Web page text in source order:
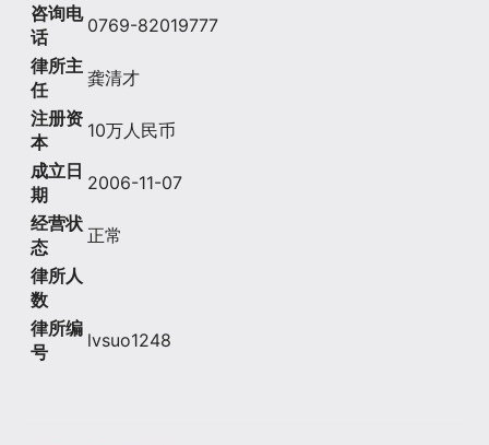
咨询电
话
0769-82019777
律所主
任
龚清才
注册资
本
10万人民币
成立日
期
2006-11-07
经营状
态
正常
律所人
数
律所编
号
lvsuo1248